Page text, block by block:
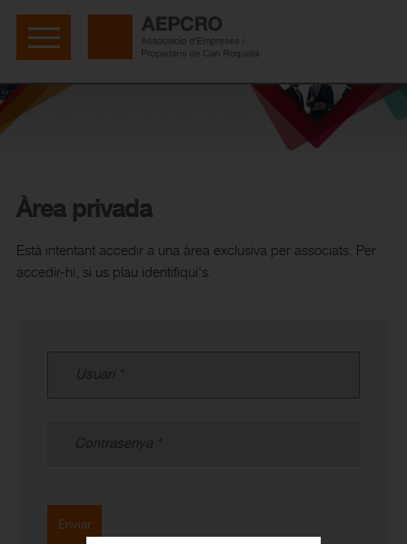
Àrea privada
Està intentant accedir a una àrea exclusiva per associats. Per
accedir-hi, si us plau identifiqui's.
Enviar